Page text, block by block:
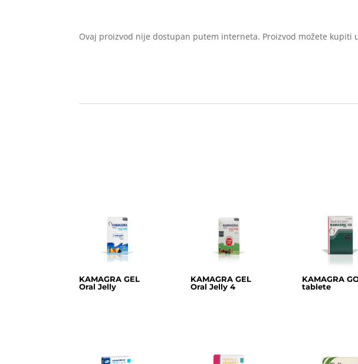
Ovaj proizvod nije dostupan putem interneta. Proizvod možete
KAMAGRA GEL
Oral Jelly
KAMAGRA GEL
Oral Jelly 4
KAMAGRA
tablete